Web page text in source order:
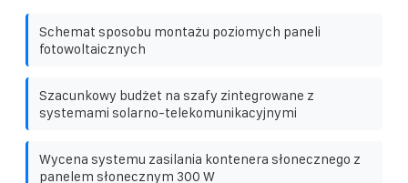
Schemat sposobu montażu poziomych paneli
fotowoltaicznych
Szacunkowy budżet na szafy zintegrowane z
systemami solarno-telekomunikacyjnymi
Wycena systemu zasilania kontenera słonecznego z
panelem słonecznym 300 W